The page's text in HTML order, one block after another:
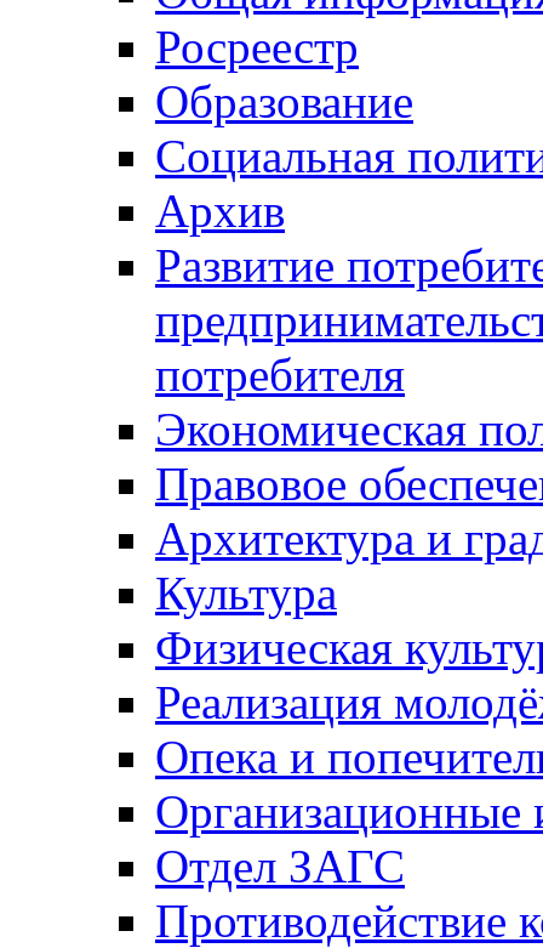
Росреестр
Образование
Социальная
Архив
Развитие
потребителя
Экономическая
Правовое
Архитектура и
Культура
Физическая
Реализация
Опека и
Отдел ЗАГС
Противодействие